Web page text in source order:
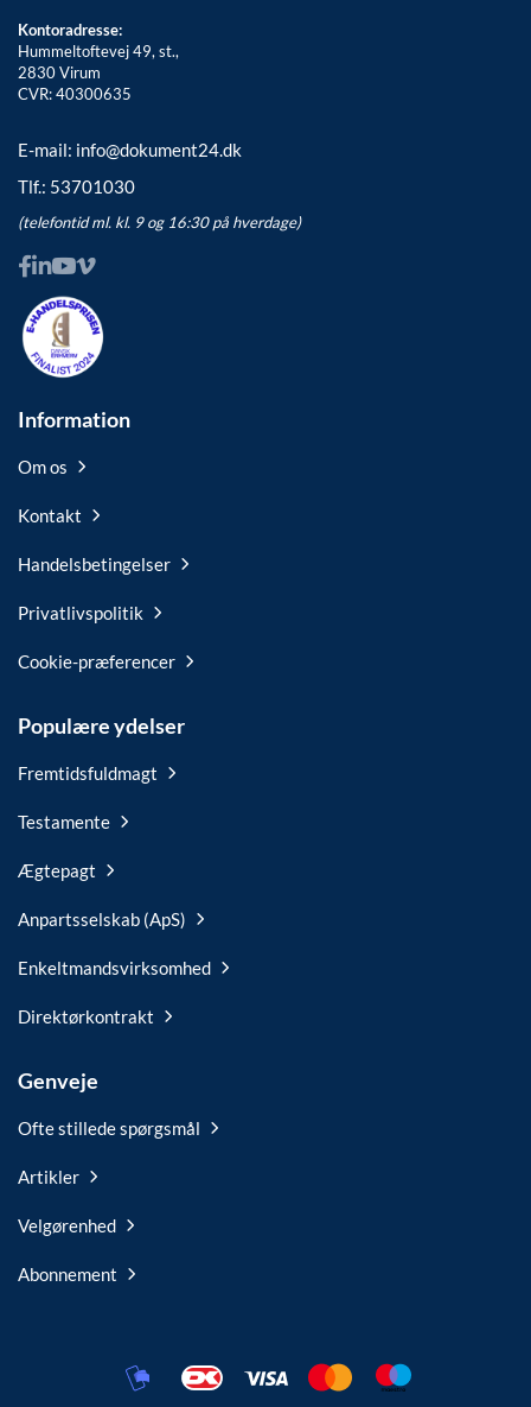
Kontoradresse:
Hummeltoftevej 49, st.,
2830Virum
CVR: 40300635
E-mail: info@dokument24.dk
Tlf.: 53701030
(telefontid ml. kl. 9 og 16:30 på hverdage)
Information
Om os
Kontakt
Handelsbetingelser
Privatlivspolitik
Cookie-præferencer
Populære ydelser
Fremtidsfuldmagt
Testamente
Ægtepagt
Anpartsselskab (ApS)
Enkeltmandsvirksomhed
Direktørkontrakt
Genveje
Ofte stillede spørgsmål
Artikler
Velgørenhed
Abonnement